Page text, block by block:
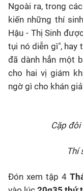
Ngoài ra, trong
kiến những thí
Hậu - Thị Sinh
tụi nó diễn gì", hay
đã dành hẳn một
cho hai vị giám
ngờ gì cho khán
Cặp đôi
Thí
Đón xem tập 4